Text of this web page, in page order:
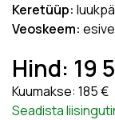
Keretüüp:
Veoskeem:
Hind: 19
Kuumakse: 185 €
Seadista